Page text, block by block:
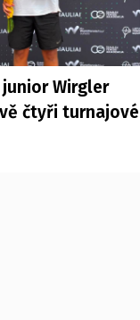
Wirgler
čtyři turnajové